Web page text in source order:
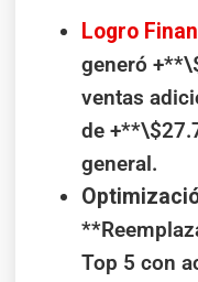
Logro
generó
ventas
de
general.
Top 5 con